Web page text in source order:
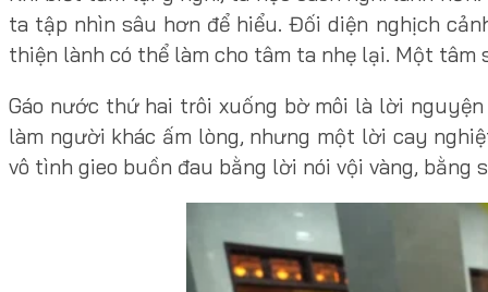
ta tập nhìn sâu hơn để hiểu. Đối diện nghịch
thiện lành có thể làm cho tâm ta nhẹ lại. Một
Gáo nước thứ hai trôi xuống bờ môi là lời
làm người khác ấm lòng, nhưng một lời cay
vô tình gieo buồn đau bằng lời nói vội vàng, bằng